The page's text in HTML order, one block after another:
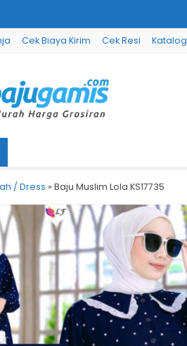
Cek Biaya Kirim Cek Resi Katalog
/ Dress » Baju Muslim Lola KS17735